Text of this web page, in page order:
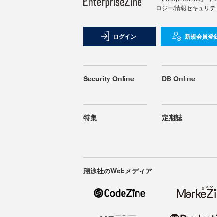
ロジー/情報セキュリ
ログイン 新規会員登
Security Online DB Online
特集 定期誌
翔泳社のWebメディア